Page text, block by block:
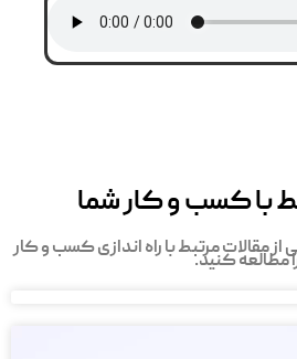
با کسب و کار شما
مقالات مرتبط با راه اندازی کسب و کار
مطالعه کنید.